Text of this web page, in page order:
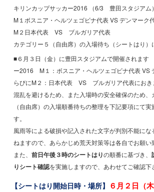
キリンカップサッカー2016 （6/3 豊田スタジアム
M１ボスニア・ヘルツェゴビナ代表 VS デンマーク
M２日本代表 VS ブルガリア代表
カテゴリー５（自由席）の入場待ち（シートはり）
■６月３日（金）に豊田スタジアムで開催されます
ー2016 M１：ボスニア・ヘルツェゴビナ代表 VS
らびにM２：日本代表 VS ブルガリア代表におき
混乱を避けるため、また入場時の安全確保のため
（自由席）の入場順番待ちの整理を下記要項にて実
す。
風雨等による破損や記入された文字が判別不能に
ねますので、あらかじめ荒天対策等は各自でお願い
また、前日午後３時のシートはりの順番に基づき、
りシート確認を実施しますので、あわせてご確認下
【シートはり開始日時・場所】 ６月２日（